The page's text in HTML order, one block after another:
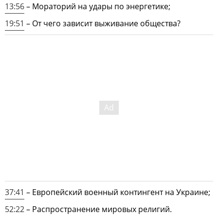
13:56– Мораторий на удары по энергетике;
19:51 – От чего зависит выживание общества?
37:41 – Европейский военный контингент на Украине;
52:22– Распространение мировых религий.